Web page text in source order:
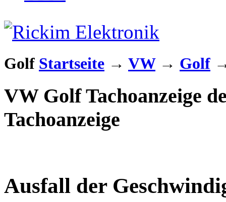
Golf Startseite → VW→ Golf
VW Golf Tachoanzeige
Tachoanzeige
Ausfall der